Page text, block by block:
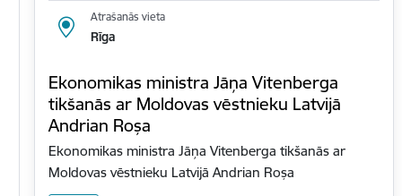
Atrašanās vieta
Rīga
Ekonomikas ministra Jāņa Vitenberga
tikšanās ar Moldovas vēstnieku Latvijā
Andrian Roșa
Ekonomikas ministra Jāņa Vitenberga tikšanās ar
Moldovas vēstnieku Latvijā Andrian Roșa